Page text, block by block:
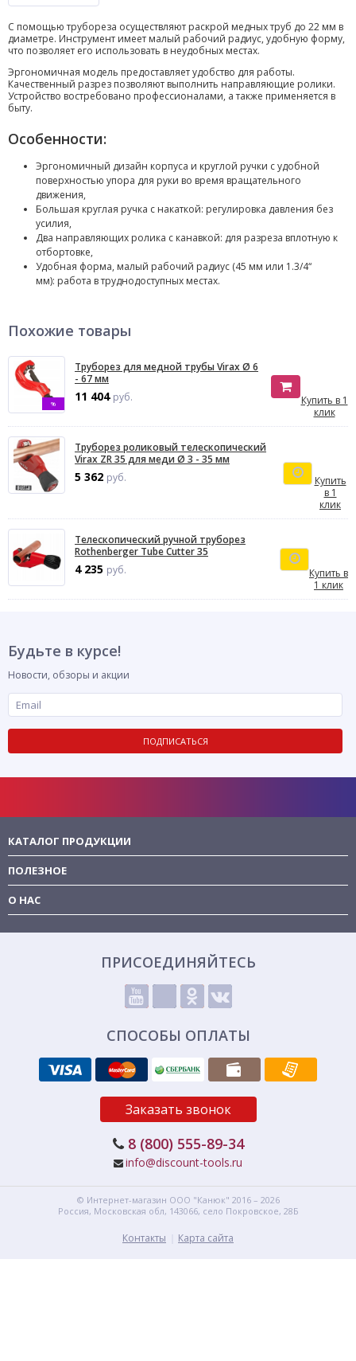
С помощью трубореза осуществляют раскрой медных труб до 22 мм в
диаметре. Инструмент имеет малый рабочий радиус, удобную форму,
что позволяет его использовать в неудобных местах.
Эргономичная модель предоставляет удобство для работы.
Качественный разрез позволяют выполнить направляющие ролики.
Устройство востребовано профессионалами, а также применяется в
быту.
Особенности:
Эргономичный дизайн корпуса и круглой ручки с удобной
поверхностью упора для руки во время вращательного
движения,
Большая круглая ручка с накаткой: регулировка давления без
усилия,
Два направляющих ролика с канавкой: для разреза вплотную к
отбортовке,
Удобная форма, малый рабочий радиус (45 мм или 1.3/4“
мм): работа в труднодоступных местах.
Похожие товары
%
Труборез для медной трубы Virax Ø 6
- 67 мм
11 404 руб.
Купить в 1
клик
Труборез роликовый телескопический
Virax ZR 35 для меди Ø 3 - 35 мм
5 362 руб.
Купить
в 1
клик
Телескопический ручной труборез
Rothenberger Tube Cutter 35
4 235 руб.
Купить в
1 клик
Будьте в курсе!
Новости, обзоры и акции
ПОДПИСАТЬСЯ
КАТАЛОГ ПРОДУКЦИИ
ПОЛЕЗНОЕ
О НАС
ПРИСОЕДИНЯЙТЕСЬ
СПОСОБЫ ОПЛАТЫ
Заказать звонок
8 (800) 555-89-34
info@discount-tools.ru
© Интернет-магазин ООО "Канюк" 2016 – 2026
Россия, Московская обл, 143066, село Покровское, 28Б
Контакты Карта сайта